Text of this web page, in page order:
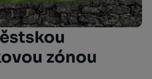
zónou